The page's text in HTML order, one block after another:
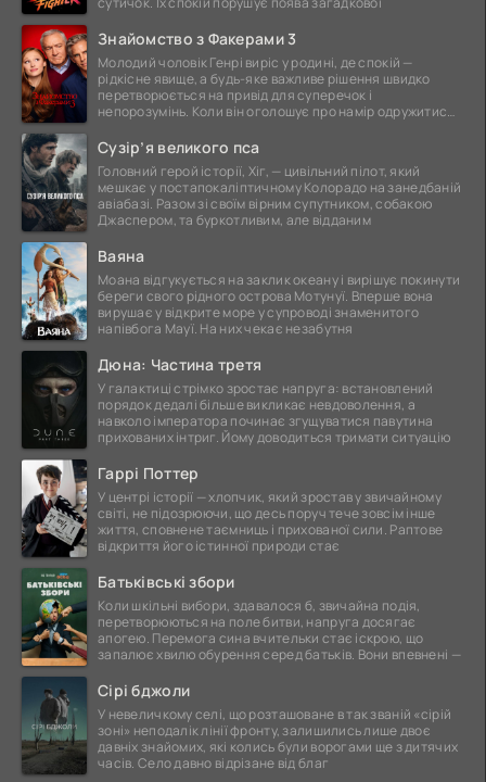
Знайомство з Факерами 3
Молодий чоловік Генрі виріс у родині, де спокій —
рідкісне явище, а будь-яке важливе рішення швидко
перетворюється на привід для суперечок і
непорозумінь. Коли він оголошує про намір одружитися,
Сузір’я великого пса
Головний герой історії, Хіг, — цивільний пілот, який
мешкає у постапокаліптичному Колорадо на занедбаній
авіабазі. Разом зі своїм вірним супутником, собакою
Джаспером, та буркотливим, але відданим
Ваяна
Моана відгукується на заклик океану і вирішує покинути
береги свого рідного острова Мотунуї. Вперше вона
вирушає у відкрите море у супроводі знаменитого
напівбога Мауї. На них чекає незабутня
Дюна: Частина третя
У галактиці стрімко зростає напруга: встановлений
порядок дедалі більше викликає невдоволення, а
навколо імператора починає згущуватися павутина
прихованих інтриг. Йому доводиться тримати ситуацію
Гаррі Поттер
У центрі історії — хлопчик, який зростав у звичайному
світі, не підозрюючи, що десь поруч тече зовсім інше
життя, сповнене таємниць і прихованої сили. Раптове
відкриття його істинної природи стає
Батьківські збори
Коли шкільні вибори, здавалося б, звичайна подія,
перетворюються на поле битви, напруга досягає
апогею. Перемога сина вчительки стає іскрою, що
запалює хвилю обурення серед батьків. Вони впевнені —
Сірі бджоли
У невеличкому селі, що розташоване в так званій «сірій
зоні» неподалік лінії фронту, залишились лише двоє
давніх знайомих, які колись були ворогами ще з дитячих
часів. Село давно відрізане від благ